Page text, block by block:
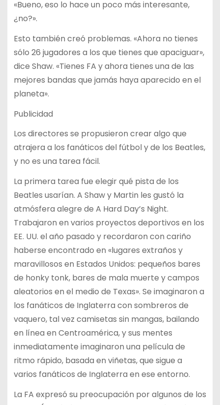
«Bueno, eso lo hace un poco más interesante,
¿no?».
Esto también creó problemas. «Ahora no tienes
sólo 26 jugadores a los que tienes que apaciguar»,
dice Shaw. «Tienes FA y ahora tienes una de las
mejores bandas que jamás haya aparecido en el
planeta».
Publicidad
Los directores se propusieron crear algo que
atrajera a los fanáticos del fútbol y de los Beatles,
y no es una tarea fácil.
La primera tarea fue elegir qué pista de los
Beatles usarían. A Shaw y Martin les gustó la
atmósfera alegre de A Hard Day’s Night.
Trabajaron en varios proyectos deportivos en los
EE. UU. el año pasado y recordaron con cariño
haberse encontrado en «lugares extraños y
maravillosos en Estados Unidos: pequeños bares
de honky tonk, bares de mala muerte y campos
aleatorios en el medio de Texas». Se imaginaron a
los fanáticos de Inglaterra con sombreros de
vaquero, tal vez camisetas sin mangas, bailando
en línea en Centroamérica, y sus mentes
inmediatamente imaginaron una película de
ritmo rápido, basada en viñetas, que sigue a
varios fanáticos de Inglaterra en ese entorno.
La FA expresó su preocupación por algunos de los